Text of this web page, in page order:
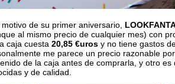
de su primer aniversario,
al mismo precio de cualquier mes) con
caja cuesta 20,85 €urosy no tiene gastos
me parece un precio razonable
de la caja antes de comprarla, y otro
y de calidad.